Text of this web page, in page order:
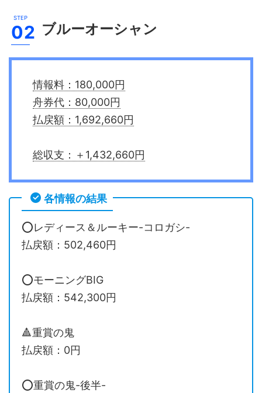
ブルーオーシャン
情報料：180,000円
舟券代：80,000円
払戻額：1,692,660円
総収支：＋1,432,660円
各情報の結果
⭕️レディース＆ルーキー-コロガシ-
払戻額：502,460円
⭕️モーニングBIG
払戻額：542,300円
🔺重賞の鬼
払戻額：0円
⭕️重賞の鬼-後半-